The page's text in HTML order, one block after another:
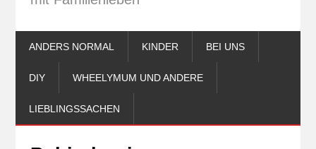
ANDERS NORMAL KINDER BEI UNS
DIY WHEELYMUM UND ANDERE
LIEBLINGSSACHEN